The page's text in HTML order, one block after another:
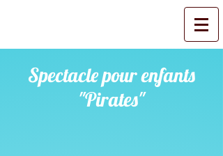
Spectacle pour enfants
"Pirates"